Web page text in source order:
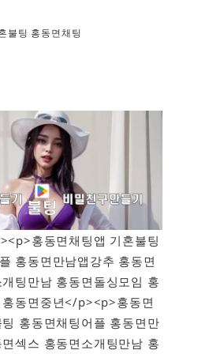
불팅 홍동면채팅
홍동면채팅앱 기혼불팅
홍동면만남앱강추 홍동면
팅만남 홍동면돌싱모임 홍
동면중년</p><p>홍동면
홍동면채팅어플 홍동면만
섹스 홍동면소개팅만남 홍